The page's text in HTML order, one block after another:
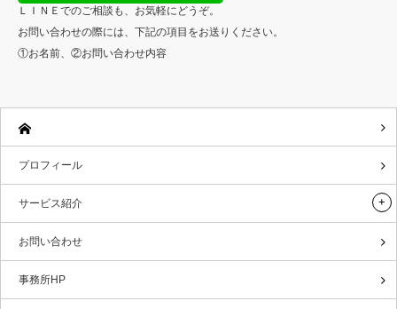
ＬＩＮＥでのご相談も、お気軽にどうぞ。
お問い合わせの際には、下記の項目をお送りください。
①お名前、②お問い合わせ内容
プロフィール
サービス紹介
お問い合わせ
事務所HP